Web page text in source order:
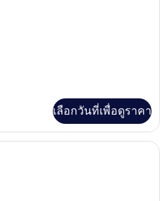
เลือกวันที่เพื่อดูราคา
เพนท์เฮาส์, 2 ห้องนอน | ตู้นิรภัยในห้อ